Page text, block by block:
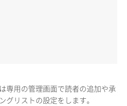
専用の管理画面で読者の追加や承
グリストの設定をします。